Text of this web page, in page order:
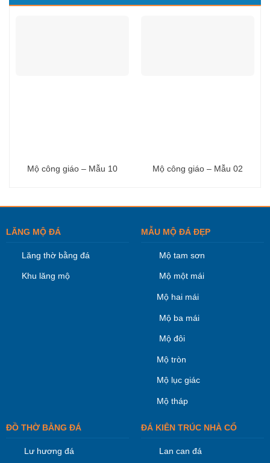
Mộ công giáo – Mẫu 10 Mộ công giáo – Mẫu 02
LĂNG MỘ ĐÁ
Lăng thờ bằng đá
Khu lăng mộ
MẪU MỘ ĐÁ ĐẸP
Mộ tam sơn
Mộ một mái
Mộ hai mái
Mộ ba mái
Mộ đôi
Mộ tròn
Mộ lục giác
Mộ tháp
ĐỒ THỜ BẰNG ĐÁ
Lư hương đá
ĐÁ KIÊN TRÚC NHÀ CỔ
Lan can đá